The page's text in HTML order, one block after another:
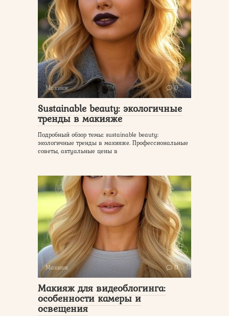
Макияж 0
Sustainable beauty: экологичные
тренды в макияже
Подробный обзор темы: sustainable beauty:
экологичные тренды в макияже. Профессиональные
советы, актуальные цены в
Макияж 0
Макияж для видеоблогинга:
особенности камеры и
освещения